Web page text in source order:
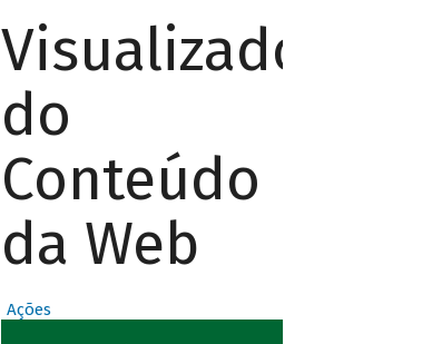
Visualizador
do
Conteúdo
da Web
Ações